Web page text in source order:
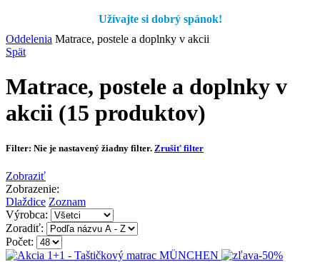
Užívajte si dobrý spánok!
Oddelenia Matrace, postele a doplnky v akcii
Spät
Matrace, postele a doplnky v
akcii (15 produktov)
Filter: Nie je nastavený žiadny filter. Zrušiť filter
Zobraziť
Zobrazenie:
Dlaždice Zoznam
Výrobca:
Zoradiť:
Počet:
-50%